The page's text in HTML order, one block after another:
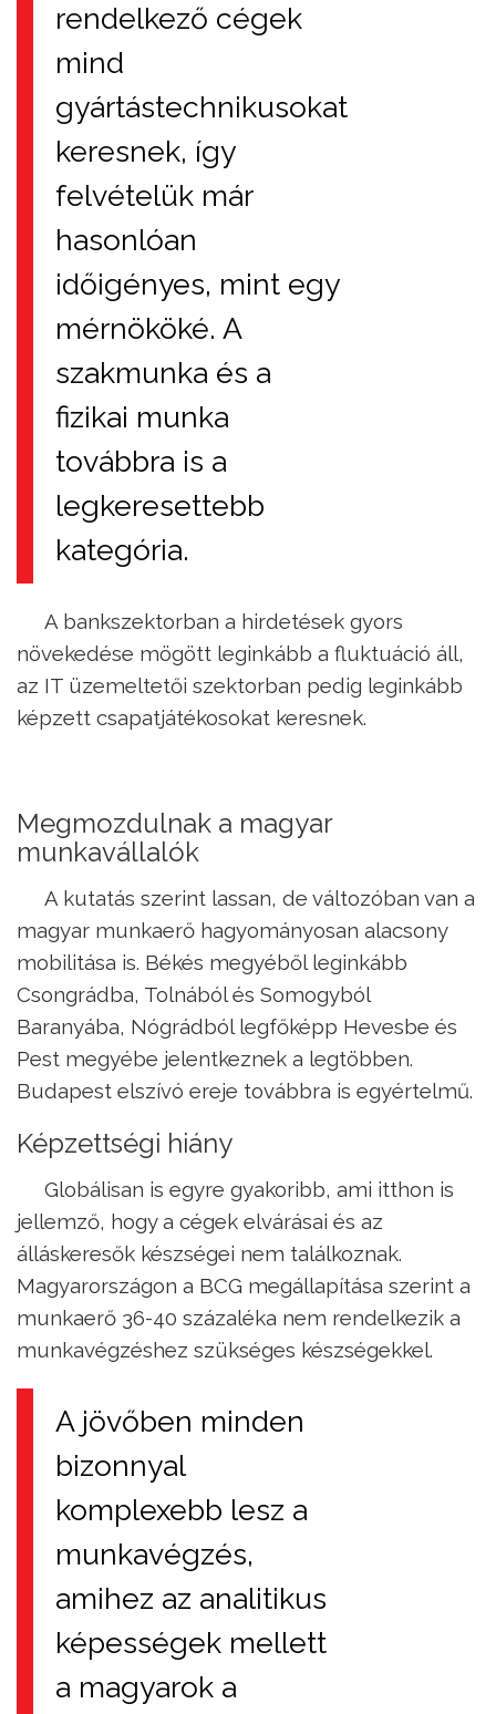
rendelkező cégek
mind
gyártástechnikusokat
keresnek, így
felvételük már
hasonlóan
időigényes, mint egy
mérnököké. A
szakmunka és a
fizikai munka
továbbra is a
legkeresettebb
kategória.
A bankszektorban a hirdetések gyors
növekedése mögött leginkább a fluktuáció áll,
az IT üzemeltetői szektorban pedig leginkább
képzett csapatjátékosokat keresnek.
Megmozdulnak a magyar
munkavállalók
A kutatás szerint lassan, de változóban van a
magyar munkaerő hagyományosan alacsony
mobilitása is. Békés megyéből leginkább
Csongrádba, Tolnából és Somogyból
Baranyába, Nógrádból legfőképp Hevesbe és
Pest megyébe jelentkeznek a legtöbben.
Budapest elszívó ereje továbbra is egyértelmű.
Képzettségi hiány
Globálisan is egyre gyakoribb, ami itthon is
jellemző, hogy a cégek elvárásai és az
álláskeresők készségei nem találkoznak.
Magyarországon a BCG megállapítása szerint a
munkaerő 36-40 százaléka nem rendelkezik a
munkavégzéshez szükséges készségekkel.
A jövőben minden
bizonnyal
komplexebb lesz a
munkavégzés,
amihez az analitikus
képességek mellett
a magyarok a